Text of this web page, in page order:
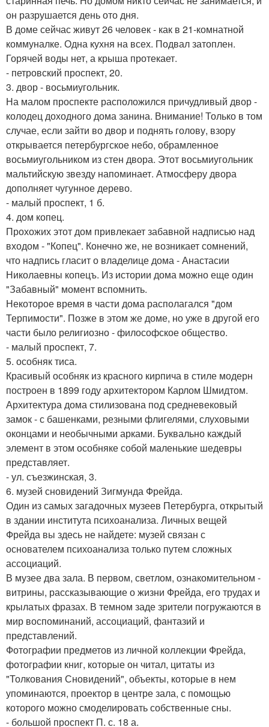
он разрушается день ото дня.
В доме сейчас живут 26 человек - как в 21-комнатной
коммуналке. Одна кухня на всех. Подвал затоплен.
Горячей воды нет, а крыша протекает.
- петровский проспект, 20.
3. двор - восьмиугольник.
На малом проспекте расположился причудливый двор -
колодец доходного дома занина. Внимание! Только в том
случае, если зайти во двор и поднять голову, взору
открывается петербургское небо, обрамленное
восьмиугольником из стен двора. Этот восьмиугольник
мальтийскую звезду напоминает. Атмосферу двора
дополняет чугунное дерево.
- малый проспект, 1 б.
4. дом копец.
Прохожих этот дом привлекает забавной надписью над
входом - "Копец". Конечно же, не возникает сомнений,
что надпись гласит о владелице дома - Анастасии
Николаевны копецъ. Из истории дома можно еще один
"Забавный" момент вспомнить.
Некоторое время в части дома располагался "дом
Терпимости". Позже в этом же доме, но уже в другой его
части было религиозно - философское общество.
- малый проспект, 7.
5. особняк тиса.
Красивый особняк из красного кирпича в стиле модерн
построен в 1899 году архитектором Карлом Шмидтом.
Архитектура дома стилизована под средневековый
замок - с башенками, резными флигелями, слуховыми
оконцами и необычными арками. Буквально каждый
элемент в этом особняке собой маленькие шедевры
представляет.
- ул. съезжинская, 3.
6. музей сновидений Зигмунда Фрейда.
Один из самых загадочных музеев Петербурга, открытый
в здании института психоанализа. Личных вещей
Фрейда вы здесь не найдете: музей связан с
основателем психоанализа только путем сложных
ассоциаций.
В музее два зала. В первом, светлом, ознакомительном -
витрины, рассказывающие о жизни Фрейда, его трудах и
крылатых фразах. В темном заде зрители погружаются в
мир воспоминаний, ассоциаций, фантазий и
представлений.
Фотографии предметов из личной коллекции Фрейда,
фотографии книг, которые он читал, цитаты из
"Толкования Сновидений", объекты, которые в нем
упоминаются, проектор в центре зала, с помощью
которого можно смоделировать собственные сны.
- большой проспект П. с. 18 а.